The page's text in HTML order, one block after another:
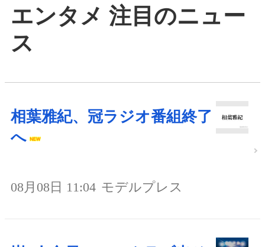
エンタメ 注目のニュー
ス
相葉雅紀、冠ラジオ番組終了
へ
08月08日 11:04 モデルプレス